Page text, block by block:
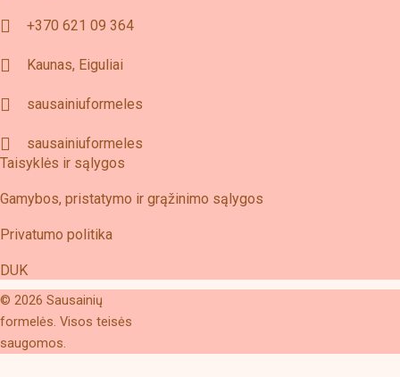
+370 621 09 364
Kaunas, Eiguliai
sausainiuformeles
sausainiuformeles
Taisyklės ir sąlygos
Gamybos, pristatymo ir grąžinimo sąlygos
Privatumo politika
DUK
© 2026 Sausainių
formelės. Visos teisės
saugomos.